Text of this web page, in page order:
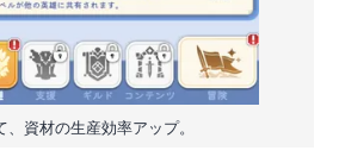
資材の生産効率アップ。